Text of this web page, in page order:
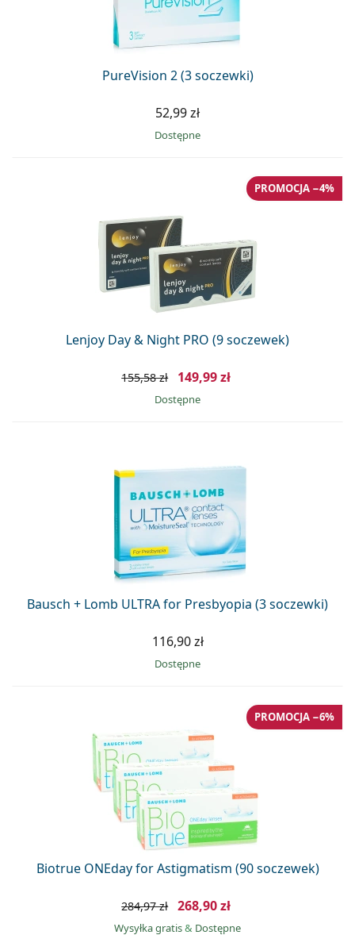
PureVision 2 (3 soczewki)
52,99 zł
Dostępne
Lenjoy Day & Night PRO (9 soczewek)
PROMOCJA −4%
155,58 zł 149,99 zł
Dostępne
Bausch + Lomb ULTRA for Presbyopia (3 soczewki)
116,90 zł
Dostępne
Biotrue ONEday for Astigmatism (90 soczewek)
PROMOCJA −6%
284,97 zł 268,90 zł
Wysyłka gratis& Dostępne